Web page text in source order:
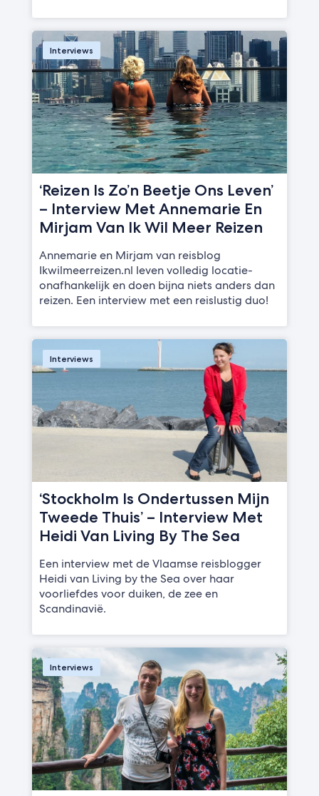
Interviews
‘Reizen Is Zo’n Beetje Ons Leven’
– Interview Met Annemarie En
Mirjam Van Ik Wil Meer Reizen
Annemarie en Mirjam van reisblog
Ikwilmeerreizen.nl leven volledig locatie-
onafhankelijk en doen bijna niets anders dan
reizen. Een interview met een reislustig duo!
Interviews
‘Stockholm Is Ondertussen Mijn
Tweede Thuis’ – Interview Met
Heidi Van Living By The Sea
Een interview met de Vlaamse reisblogger
Heidi van Living by the Sea over haar
voorliefdes voor duiken, de zee en
Scandinavië.
Interviews